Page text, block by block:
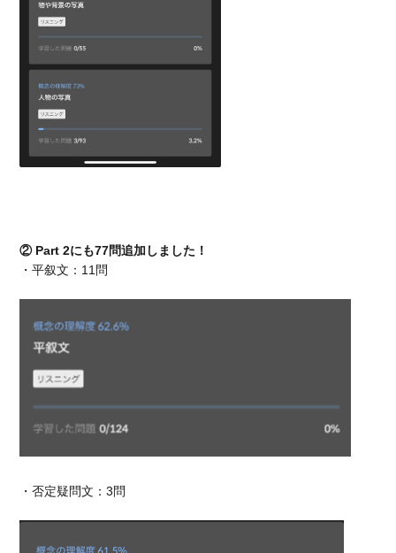
② Part 2にも77問追加しました！
・平叙文：11問
・否定疑問文：3問